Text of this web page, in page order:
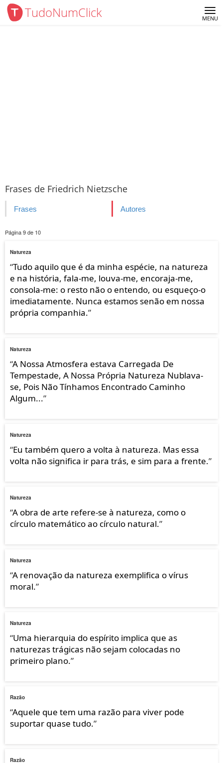
TudoNumClick MENU
Frases de Friedrich Nietzsche
Frases Autores
Página 9 de 10
Natureza
“Tudo aquilo que é da minha espécie, na natureza
e na história, fala-me, louva-me, encoraja-me,
consola-me: o resto não o entendo, ou esqueço-o
imediatamente. Nunca estamos senão em nossa
própria companhia.”
Natureza
“A Nossa Atmosfera estava Carregada De
Tempestade, A Nossa Própria Natureza Nublava-
se, Pois Não Tínhamos Encontrado Caminho
Algum...”
Natureza
“Eu também quero a volta à natureza. Mas essa
volta não significa ir para trás, e sim para a frente.”
Natureza
“A obra de arte refere-se à natureza, como o
círculo matemático ao círculo natural.”
Natureza
“A renovação da natureza exemplifica o vírus
moral.”
Natureza
“Uma hierarquia do espírito implica que as
naturezas trágicas não sejam colocadas no
primeiro plano.”
Razão
“Aquele que tem uma razão para viver pode
suportar quase tudo.”
Razão